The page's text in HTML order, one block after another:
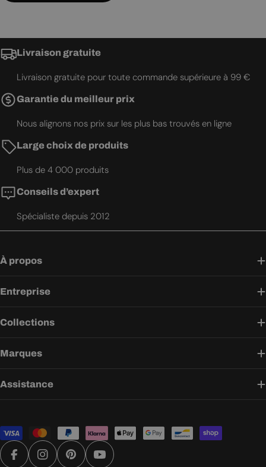
Livraison gratuite
Livraison gratuite pour toute commande supérieure à 99 €
Garantie du meilleur prix
Nous alignons nos prix sur les plus bas trouvés en ligne
Large choix de produits
Plus de 4 000 produits
Conseils d’expert
Spécialiste depuis 2012
À propos
Entreprise
Collections
Marques
Assistance
Modes
de
paiement
FacebookInstagramPinterestYouTube